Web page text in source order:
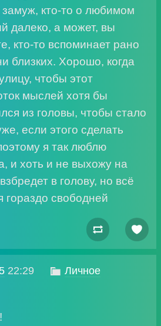
замуж, кто-то о любимом
далеко, а может, вы
кто-то вспоминает рано
близких. Хорошо, когда
чтобы этот
мыслей хотя бы
из головы, чтобы стало
если этого сделать
я так люблю
и хоть и не выхожу на
в голову, но всё
гораздо свободней
 
22:29  Личное